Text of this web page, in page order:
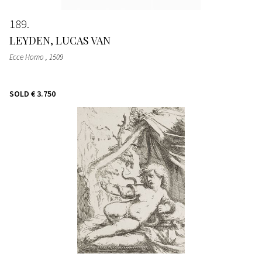
189
LEYDEN, LUCAS VAN
Ecce Homo , 1509
SOLD € 3.750